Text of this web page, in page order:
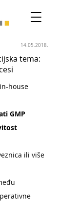
14.05.2018.
tema:
house
GMP
ili više